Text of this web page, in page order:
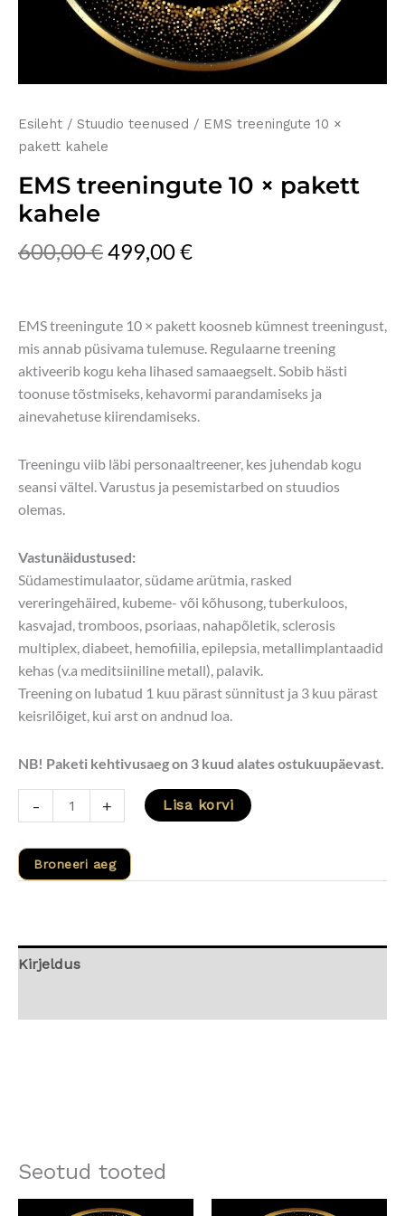
Esileht / Stuudio teenused / EMS treeningute 10 ×
pakett kahele
EMS treeningute 10 × pakett
kahele
600,00€499,00€
EMS treeningute 10 × pakett koosneb kümnest treeningust,
mis annab püsivama tulemuse. Regulaarne treening
aktiveerib kogu keha lihased samaaegselt. Sobib hästi
toonuse tõstmiseks, kehavormi parandamiseks ja
ainevahetuse kiirendamiseks.
Treeningu viib läbi personaaltreener, kes juhendab kogu
seansi vältel. Varustus ja pesemistarbed on stuudios
olemas.
Vastunäidustused:
Südamestimulaator, südame arütmia, rasked
vereringehäired, kubeme- või kõhusong, tuberkuloos,
kasvajad, tromboos, psoriaas, nahapõletik, sclerosis
multiplex, diabeet, hemofiilia, epilepsia, metallimplantaadid
kehas (v.a meditsiiniline metall), palavik.
Treening on lubatud 1 kuu pärast sünnitust ja 3 kuu pärast
keisrilõiget, kui arst on andnud loa.
NB! Paketi kehtivusaeg on 3 kuud alates ostukuupäevast.
- + Lisa korvi
Broneeri aeg
Kirjeldus
Seotud tooted
Algne
Algne